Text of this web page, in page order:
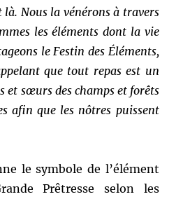
là. Nous la vénérons à travers
les éléments dont la vie
le Festin des Éléments,
que tout repas est un
et sœurs des champs et forêts
afin que les nôtres puissent
le symbole de l’élément
Prêtresse selon les